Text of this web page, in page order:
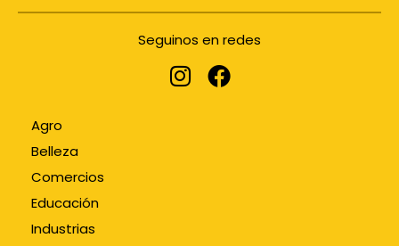
Seguinos en redes
Agro
Belleza
Comercios
Educación
Industrias